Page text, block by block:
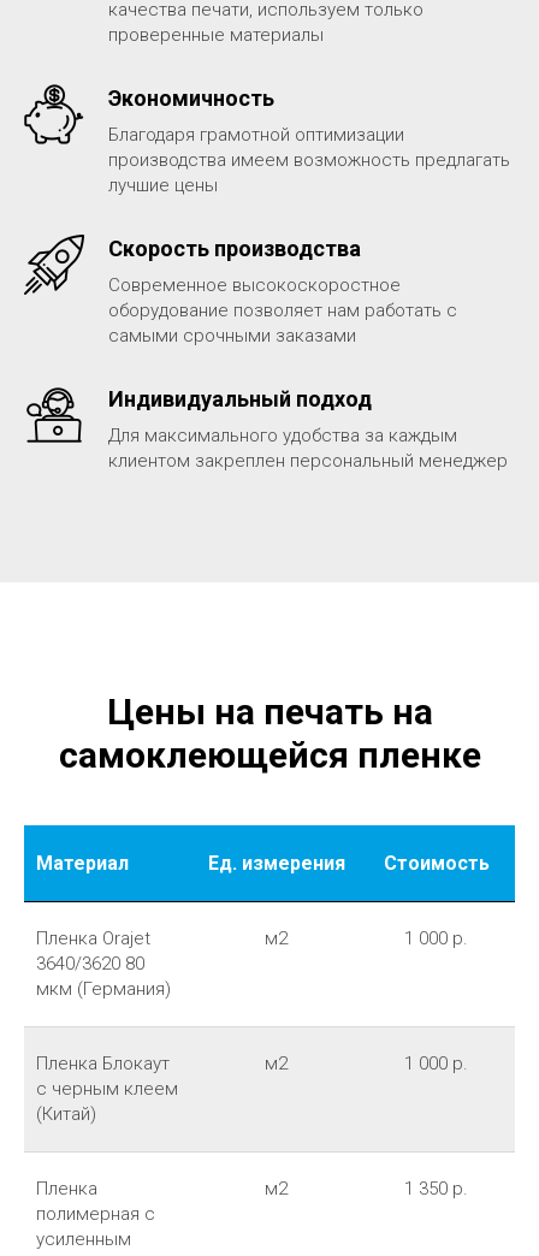
качества печати, используем только
проверенные материалы
Экономичность
Благодаря грамотной оптимизации
производства имеем возможность предлагать
лучшие цены
Скорость производства
Современное высокоскоростное
оборудование позволяет нам работать с
самыми срочными заказами
Индивидуальный подход
Для максимального удобства за каждым
клиентом закреплен персональный менеджер
Цены на печать на
самоклеющейся пленке
Материал Ед. измерения Стоимость
Пленка Orajet
3640/3620 80
мкм (Германия)
м2 1 000 р.
Пленка Блокаут
с черным клеем
(Китай)
м2 1 000 р.
Пленка
полимерная с
усиленным
м2 1 350 р.